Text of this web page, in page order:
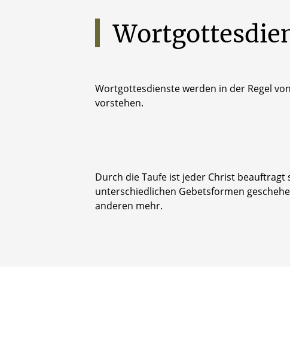
Wortgottesdienste werden in der Regel
vorstehen.
Durch die Taufe ist jeder Christ beauftragt
unterschiedlichen Gebetsformen
anderen mehr.